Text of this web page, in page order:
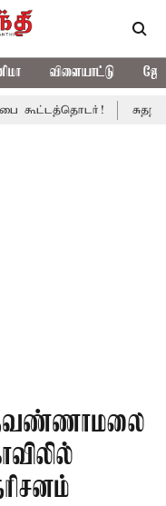
விளையாட்டு
சுதந்திர தின